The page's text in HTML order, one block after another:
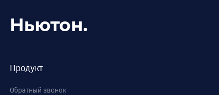
Ньютон.
Продукт
Обратный звонок